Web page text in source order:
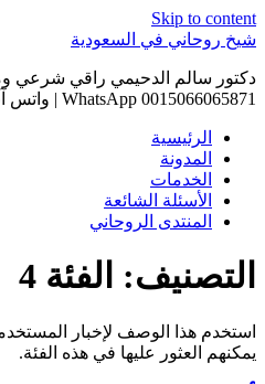
Skip to content
شيخ روحاني في السعودية
دكتور سالم الدحيمي راقي شرعي
0015066065871 WhatsApp | واتس آب .
الرئيسية
المدونة
الخدمات
الأسئلة الشائعة
المنتدى الروحاني
التصنيف: الفئة 4
استخدم هذا الوصف لإخبار
يمكنهم العثور عليها في هذه الفئة.